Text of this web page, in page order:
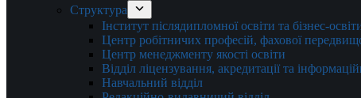
Структура
Інститут післядипломної освіти та бізнес-
Центр робітничих професій, фахової
Центр менеджменту якості освіти
Відділ ліцензування, акредитації та
Навчальний відділ